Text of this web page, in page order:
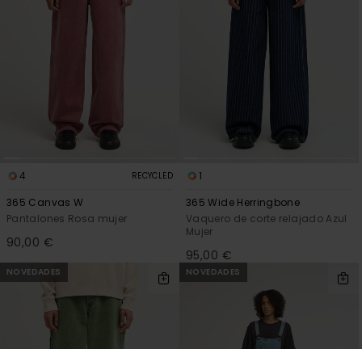
4 RECYCLED
365 Canvas W
Pantalones Rosa mujer
90,00 €
1
365 Wide Herringbone
Vaquero de corte relajado Azul
Mujer
95,00 €
NOVEDADES NOVEDADES